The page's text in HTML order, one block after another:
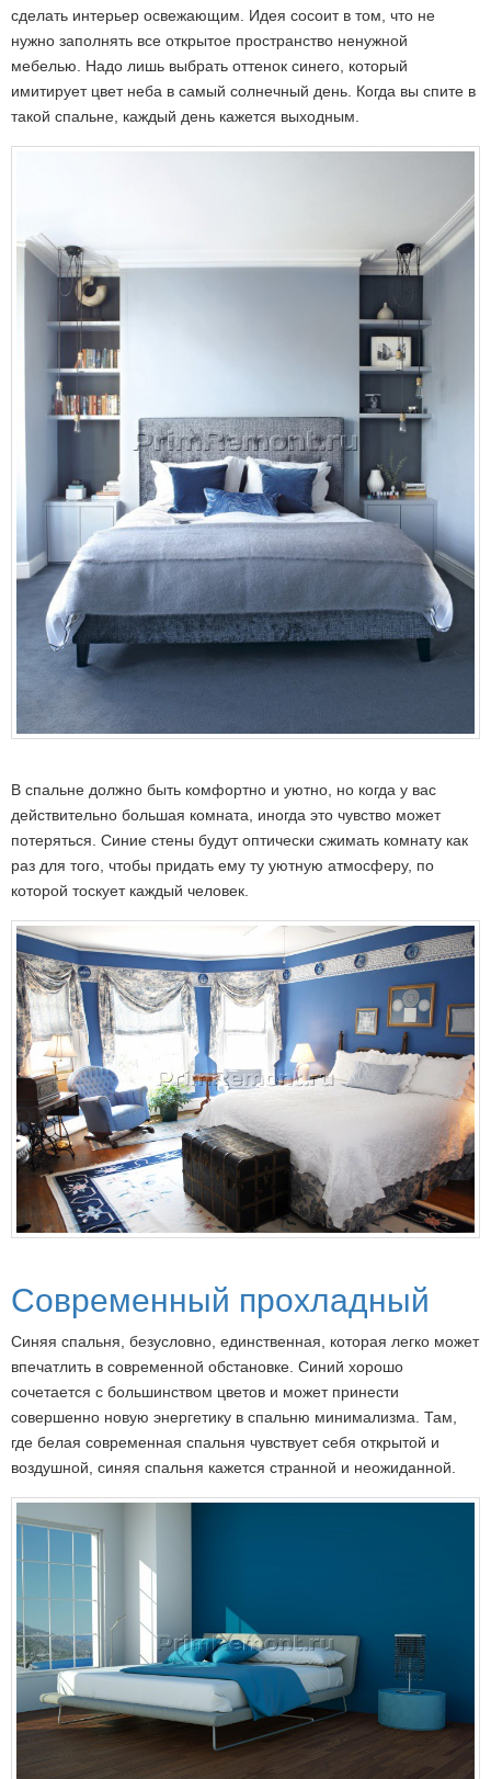
сделать интерьер освежающим. Идея сосоит в том, что не
нужно заполнять все открытое пространство ненужной
мебелью. Надо лишь выбрать оттенок синего, который
имитирует цвет неба в самый солнечный день. Когда вы спите в
такой спальне, каждый день кажется выходным.
В спальне должно быть комфортно и уютно, но когда у вас
действительно большая комната, иногда это чувство может
потеряться. Синие стены будут оптически сжимать комнату как
раз для того, чтобы придать ему ту уютную атмосферу, по
которой тоскует каждый человек.
Современный прохладный
Синяя спальня, безусловно, единственная, которая легко может
впечатлить в современной обстановке. Синий хорошо
сочетается с большинством цветов и может принести
совершенно новую энергетику в спальню минимализма. Там,
где белая современная спальня чувствует себя открытой и
воздушной, синяя спальня кажется странной и неожиданной.